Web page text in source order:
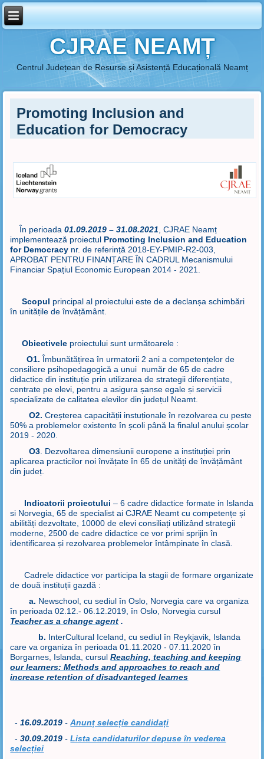
CJRAE NEAMȚ
Centrul Județean de Resurse și Asistență Educațională Neamț
Promoting Inclusion and
Education for Democracy
În perioada01.09.2019 – 31.08.2021 , CJRAE Neamț
implementează proiectul Promoting Inclusion and Education
for Democracy nr. de referință 2018-EY-PMIP-R2-003,
APROBAT PENTRU FINANȚARE ÎN CADRUL Mecanismului
Financiar Spațiul Economic European 2014 - 2021.
Scopul principal al proiectului este de a declanșa schimbări
în unitățile de învățământ.
Obiectivele proiectului sunt următoarele :
O1. Îmbunătățirea în urmatorii 2 ani a competențelor de
consiliere psihopedagogică a unui număr de 65 de cadre
didactice din instituție prin utilizarea de strategii diferențiate,
centrate pe elevi, pentru a asigura șanse egale și servicii
specializate de calitatea elevilor din județul Neamt.
O2. Creșterea capacității instuționale în rezolvarea cu peste
50% a problemelor existente în școli până la finalul anului școlar
2019 - 2020.
O3 . Dezvoltarea dimensiunii europene a instituției prin
aplicarea practicilor noi învățate în 65 de unități de învățământ
din județ.
Indicatorii proiectului – 6 cadre didactice formate in Islanda
si Norvegia, 65 de specialist ai CJRAE Neamt cu competențe și
abilități dezvoltate, 10000 de elevi consiliați utilizând strategii
moderne, 2500 de cadre didactice ce vor primi sprijin în
identificarea și rezolvarea problemelor întâmpinate în clasă.
Cadrele didactice vor participa la stagii de formare organizate
de două instituții gazdă :
a. Newschool, cu sediul în Oslo, Norvegia care va organiza
în perioada 02.12.- 06.12.2019, în Oslo, Norvegia cursul
Teacher as a change agent .
b. InterCultural Iceland, cu sediul în Reykjavik, Islanda
care va organiza în perioada 01.11.2020 - 07.11.2020 în
Borgarnes, Islanda, cursulReaching, teaching and keeping
our learners: Methods and approaches to reach and
increase retention of disadvanteged learnes
-16.09.2019 -Anunț selecție candidați
-30.09.2019 -Lista candidaturilor depuse în vederea
selecției